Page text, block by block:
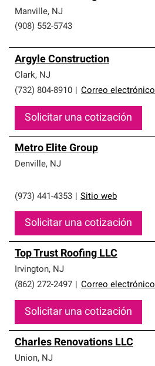
Manville, NJ
(908) 552-5743
Argyle Construction
Clark, NJ
(732) 804-8910
Correo electrónico
Solicitar una cotización
Metro Elite Group
Denville, NJ
(973) 441-4353 Sitio web
Solicitar una cotización
Top Trust Roofing LLC
Irvington, NJ
(862) 272-2497
Correo electrónico
Solicitar una cotización
Charles Renovations LLC
Union, NJ